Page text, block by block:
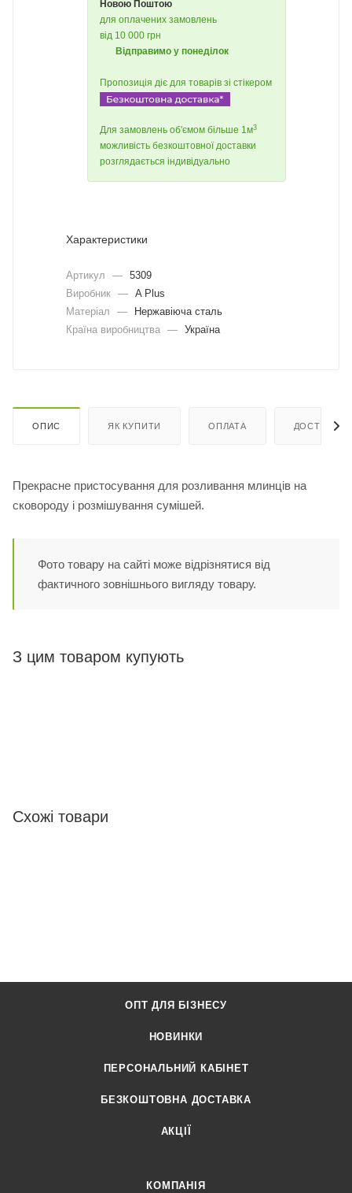
Новою Поштою
для оплачених замовлень
від 10 000 грн
Відправимо у понеділок
Пропозиція діє для товарів зі стікером
Для замовлень об'ємом більше 1м3
можливість безкоштовної доставки
розглядається індивідуально
Характеристики
Артикул — 5309
Виробник — A Plus
Матеріал
—
Нержавіюча сталь
Країна виробництва — Україна
ОПИС ЯК КУПИТИ ОПЛАТА ДОСТАВКА
Прекрасне пристосування для розливання млинців на
сковороду і розмішування сумішей.
Фото товару на сайті може відрізнятися від
фактичного зовнішнього вигляду товару.
З цим товаром купують
Схожі товари
ОПТ ДЛЯ БІЗНЕСУ
НОВИНКИ
ПЕРСОНАЛЬНИЙ КАБІНЕТ
БЕЗКОШТОВНА ДОСТАВКА
АКЦІЇ
КОМПАНІЯ